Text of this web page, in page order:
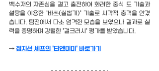
백수저의 자존심을 걸고 출전하여 화려한 중식 도 기술과
설탕을 이용한 '바쓰(실뽑기)' 기술로 시각적 충격을 안겼
습니다. 팀전에서 다소 엄격한 모습을 보였으나 결과로 실
력을 증명하며 강렬한 '걸크러시' 평가를 받았습니다.
→ 정지선 셰프의 '티엔미미' 바로가기